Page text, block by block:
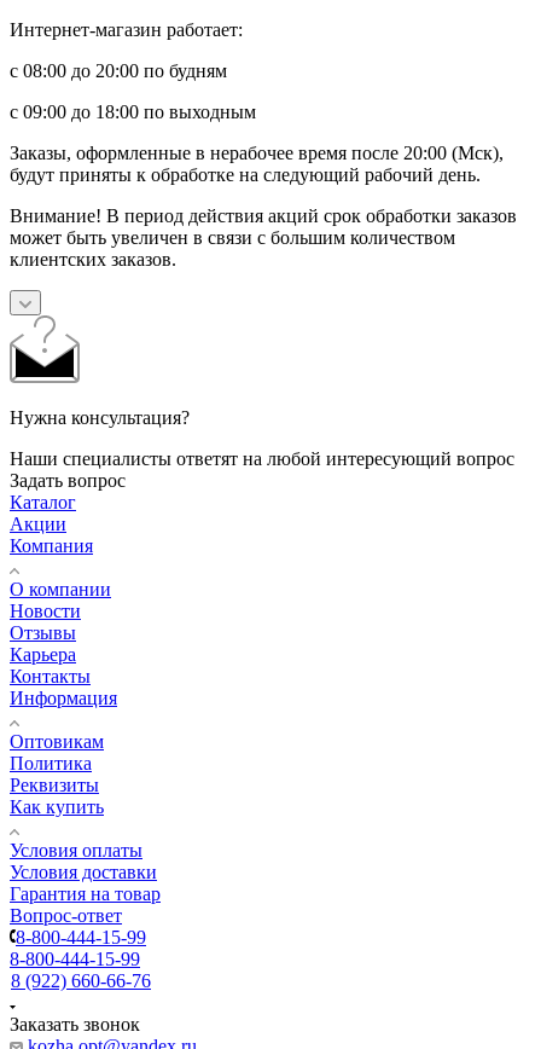
Интернет-магазин работает:
с 08:00 до 20:00 по будням
с 09:00 до 18:00 по выходным
Заказы, оформленные в нерабочее время после 20:00 (Мск),
будут приняты к обработке на следующий рабочий день.
Внимание! В период действия акций срок обработки заказов
может быть увеличен в связи с большим количеством
клиентских заказов.
Нужна консультация?
Наши специалисты ответят на любой интересующий вопрос
Задать вопрос
Каталог
Акции
Компания
О компании
Новости
Отзывы
Карьера
Контакты
Информация
Оптовикам
Политика
Реквизиты
Как купить
Условия оплаты
Условия доставки
Гарантия на товар
Вопрос-ответ
8-800-444-15-99
8-800-444-15-99
8 (922) 660-66-76
Заказать звонок